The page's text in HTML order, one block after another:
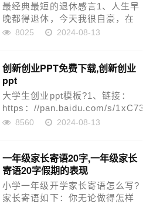
最经典最短的退休感言1、人生早
晚都得退休，今天我很自豪，在
该拼搏的年纪我拼过，在该奋斗
有：老年人完全可以自主地安排
好生活，善待自己，这样便会
内...
8025 2024-08-13
创新创业PPT免费下载,创新创业
ppt
大学生创业ppt模板?1、链接：
https：//pan.baidu.com/s/
提取码： frky 幻灯片模板即已定
8560 2024-08-13
一年级家长寄语20字,一年级家长
寄语20字假期的表现
小学一年级开学家长寄语怎么写?
家长寄语如下：你无论做得怎样